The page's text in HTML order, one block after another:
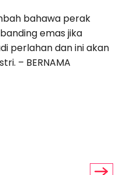
bahawa perak
emas jika
perlahan dan ini akan
– BERNAMA